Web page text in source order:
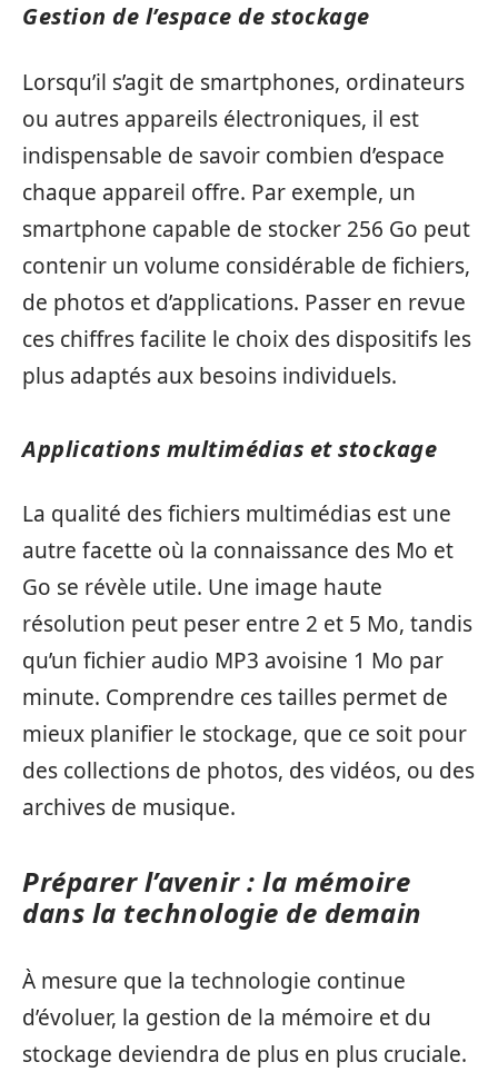
Gestion de l’espace de stockage
Lorsqu’il s’agit de smartphones, ordinateurs
ou autres appareils électroniques, il est
indispensable de savoir combien d’espace
chaque appareil offre. Par exemple, un
smartphone capable de stocker 256 Go peut
contenir un volume considérable de fichiers,
de photos et d’applications. Passer en revue
ces chiffres facilite le choix des dispositifs les
plus adaptés aux besoins individuels.
Applications multimédias et stockage
La qualité des fichiers multimédias est une
autre facette où la connaissance des Mo et
Go se révèle utile. Une image haute
résolution peut peser entre 2 et 5 Mo, tandis
qu’un fichier audio MP3 avoisine 1 Mo par
minute. Comprendre ces tailles permet de
mieux planifier le stockage, que ce soit pour
des collections de photos, des vidéos, ou des
archives de musique.
Préparer l’avenir : la mémoire
dans la technologie de demain
À mesure que la technologie continue
d’évoluer, la gestion de la mémoire et du
stockage deviendra de plus en plus cruciale.